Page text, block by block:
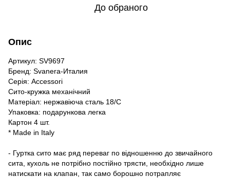
До обраного
Опис
Артикул: SV9697
Бренд: Svanera-Италия
Серія: Accessori
Сито-кружка механічний
Матеріал: нержавіюча сталь 18/C
Упаковка: подарункова легка
Картон 4 шт.
* Made in Italy
- Гуртка сито має ряд переваг по відношенню до звичайного
сита, кухоль не потрібно постійно трясти, необхідно лише
натискати на клапан, так само борошно потрапляє